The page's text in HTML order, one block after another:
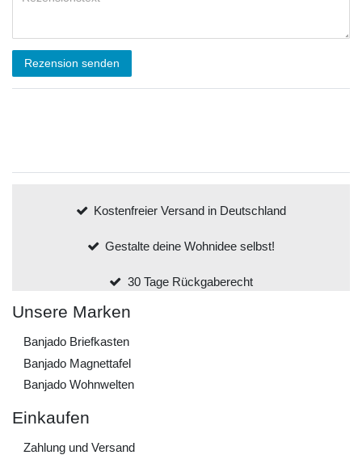
Rezension senden
Kostenfreier Versand in Deutschland
Gestalte deine Wohnidee selbst!
30 Tage Rückgaberecht
Unsere Marken
Banjado Briefkasten
Banjado Magnettafel
Banjado Wohnwelten
Einkaufen
Zahlung und Versand